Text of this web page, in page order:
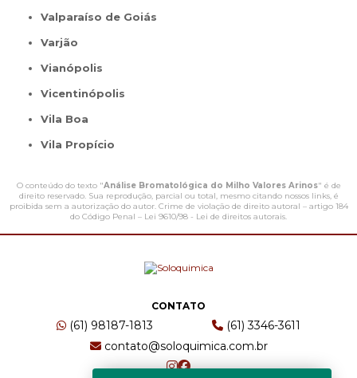
Valparaíso de Goiás
Varjão
Vianópolis
Vicentinópolis
Vila Boa
Vila Propício
O conteúdo do texto "Análise Bromatológica do Milho Valores Arinos" é de
direito reservado. Sua reprodução, parcial ou total, mesmo citando nossos links, é
proibida sem a autorização do autor. Crime de violação de direito autoral – artigo 184
do Código Penal – Lei 9610/98 - Lei de direitos autorais.
CONTATO
(61) 98187-1813
(61) 3346-3611
contato@soloquimica.com.br